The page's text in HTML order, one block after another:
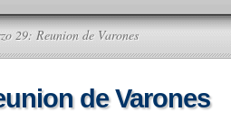
29: Reunion de Varones
de Varones